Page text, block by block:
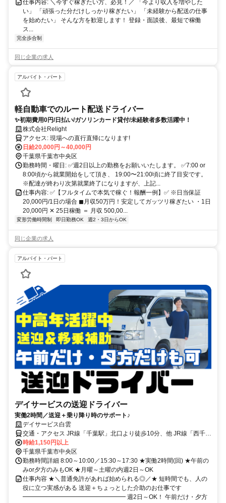
仕事内容: ＼今すぐ稼ぎたい方、必見！／ 「今より収入を増やした
い」 「頑張った分だけしっかり稼ぎたい」 「未経験から配送の仕事
を始めたい」 そんな方を歓迎します！ 登録・面談後、最短で稼働
ス...
完全歩合制
同じ企業の求人
アルバイト・パート
軽自動車でのルート配送ドライバー
✨初期費用0円/日払い/ガソリンカード貸付/未経験者多数活躍中！
株式会社Relight
アクセス: 現場への直行直帰になります!
日給20,000円～40,000円
千葉県千葉市中央区
勤務時間・曜日: ✅週2日以上の勤務をお願いいたします。 ✅7:00 or
8:00頃から就業開始をして頂き、 19:00〜21:00頃に終了目安です。
※配達が終わり次第就業終了になりますが、上記...
仕事内容: ✅【フルタイムで本気で稼ぐ！報酬一例】✅ ※日当保証
20,000円/1日の場合 ◼︎月収50万円！安定してガッツリ稼ぎたい ・1日
20,000円 ✕ 25日稼働 ＝ 月収 500,00...
変形労働時間制 即日勤務OK 週2・3日からOK
同じ企業の求人
アルバイト・パート
デイサービスの送迎ドライバー
実働2時間／送迎＋乗り降り時のサポート♪
デイサービス白雲
交通・アクセス JR線「千葉駅」北口より徒歩10分、他 JR線「西千葉
駅」・千葉モノレール「千葉公園駅」「作草部駅」より徒歩12分
時給1,150円以上
千葉県千葉市中央区
勤務時間詳細 8:00～10:00／15:30～17:30 ★実働2時間(回) ★午前の
みor夕方のみもOK ★月曜～土曜の内週2日～OK
仕事内容 ★＼普通免許があれば始められる◎／★ 短時間でも、人の
役に立つ実感がある 送迎＋ちょっとした介助のお仕事です
━━━━━━━━━━━━━━━━━ 週2日～OK！ 午前だけ・夕方